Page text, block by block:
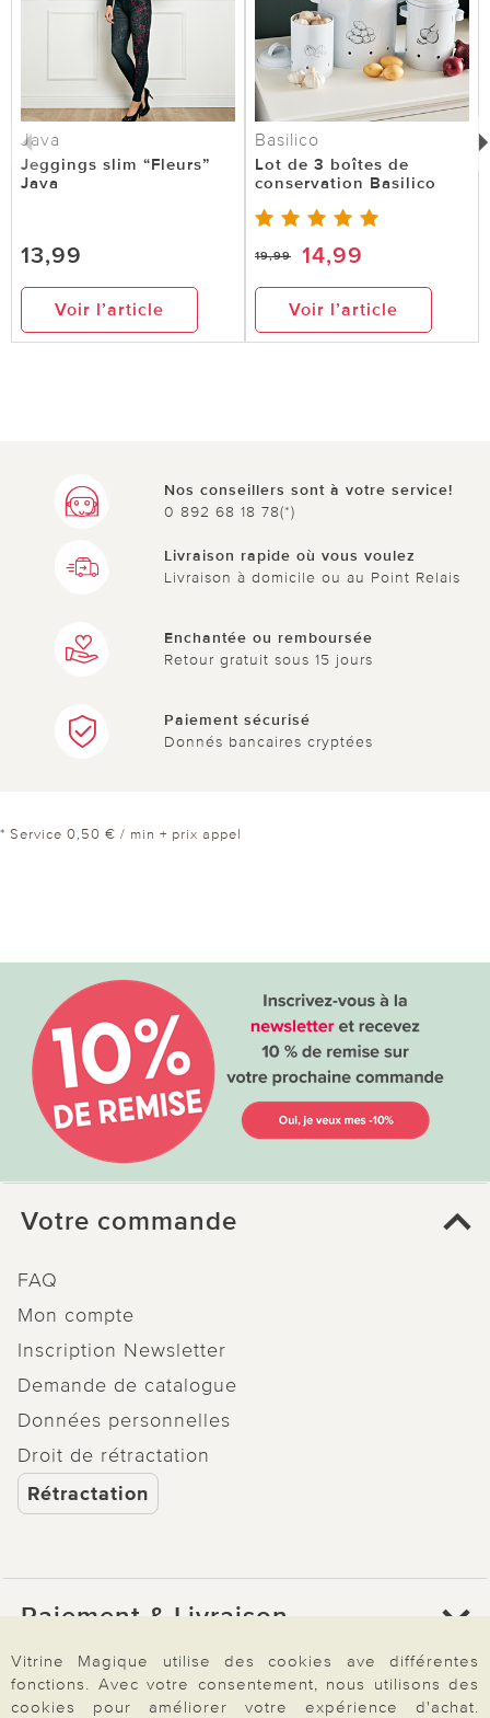
Java
Jeggings slim “Fleurs”
Java
13,99
Voir l’article
Basilico
Lot de 3 boîtes de
conservation Basilico
19,99 14,99
Voir l’article
Nos conseillers sont à votre service!
0 892 68 18 78(*)
Livraison rapide où vous voulez
Livraison à domicile ou au Point Relais
Enchantée ou remboursée
Retour gratuit sous 15 jours
Paiement sécurisé
Donnés bancaires cryptées
* Service 0,50 € / min + prix appel
Votre commande
FAQ
Mon compte
Inscription Newsletter
Demande de catalogue
Données personnelles
Droit de rétractation
Rétractation
Paiement & Livraison
À propos de nous
Vitrine Magique utilise des cookies ave différentes
fonctions. Avec votre consentement, nous utilisons des
cookies pour améliorer votre expérience d'achat.